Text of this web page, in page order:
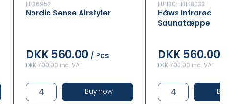
FH36952
Nordic Sense Airstyler
DKK 560.00 / Pcs
DKK 700.00 inc. VAT
Buy now
FUN30-HRISB033
Hâws Infrarød
Saunatæppe
DKK 560.00
DKK 700.00 inc. VAT